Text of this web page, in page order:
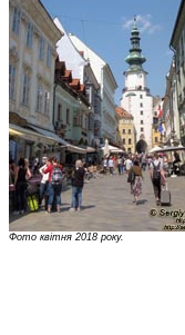
Фото квітня 2018 року.